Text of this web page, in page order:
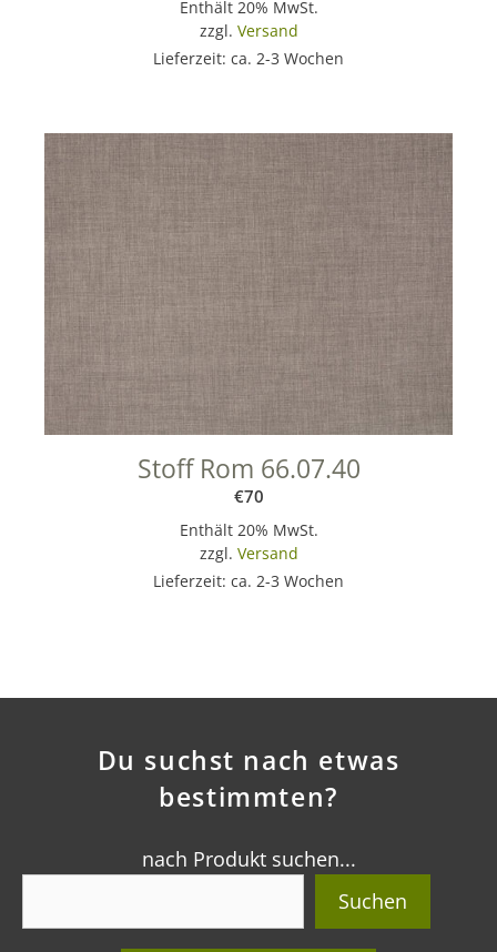
Enthält 20% MwSt.
zzgl. Versand
Lieferzeit: ca. 2-3 Wochen
Stoff Rom 66.07.40
€70
Enthält 20% MwSt.
zzgl. Versand
Lieferzeit: ca. 2-3 Wochen
Du suchst nach etwas
bestimmten?
nach Produkt suchen...
Suchen